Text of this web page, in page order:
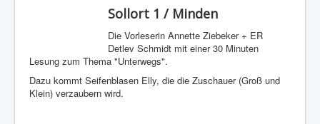
Sollort 1 / Minden
Die Vorleserin Annette Ziebeker + ER
Detlev Schmidt mit einer 30 Minuten
Lesung zum Thema "Unterwegs".
Dazu kommt Seifenblasen Elly, die die Zuschauer (Groß und
Klein) verzaubern wird.